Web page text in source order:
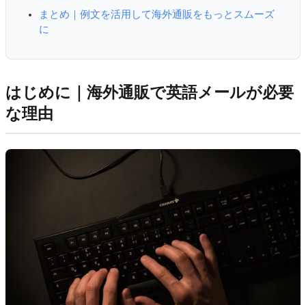
まとめ｜例文を活用して海外通販をもっとスムーズ
に
はじめに｜海外通販で英語メールが必要
な理由